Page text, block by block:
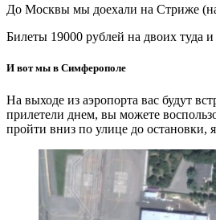
До Москвы мы доехали на Стриже (на
Билеты 19000 рублей на двоих туда и
И вот мы в Симферополе
На выходе из аэропорта вас будут
прилетели днем, вы можете
пройти вниз по улице до остановки,